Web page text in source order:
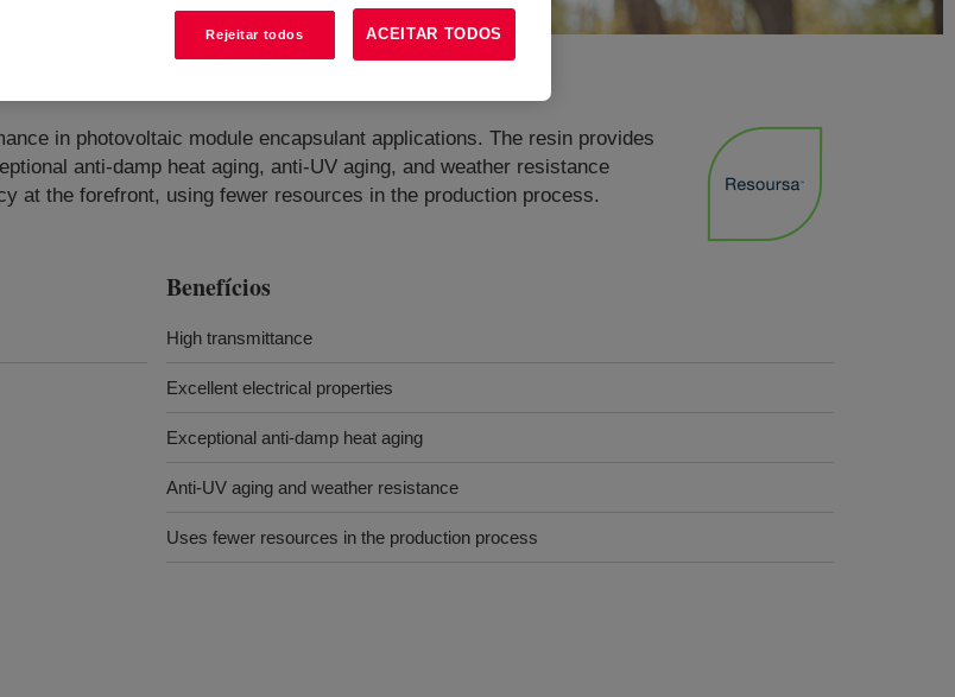
in photovoltaic module encapsulant applications. The resin provides
anti-damp heat aging, anti-UV aging, and weather resistance
at the forefront, using fewer resources in the production process.
Benefícios
High transmittance
Excellent electrical properties
Exceptional anti-damp heat aging
Anti-UV aging and weather resistance
Uses fewer resources in the production process
Rejeitar todos ACEITAR TODOS